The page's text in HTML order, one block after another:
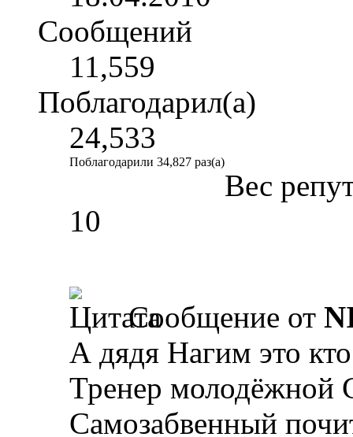
Сообщений
11,559
Поблагодарил(а)
24,533
Поблагодарили 34,827 раз(а)
Вес
10
Сообщение от
А дядя Нагим это
Тренер
Самозабвенный